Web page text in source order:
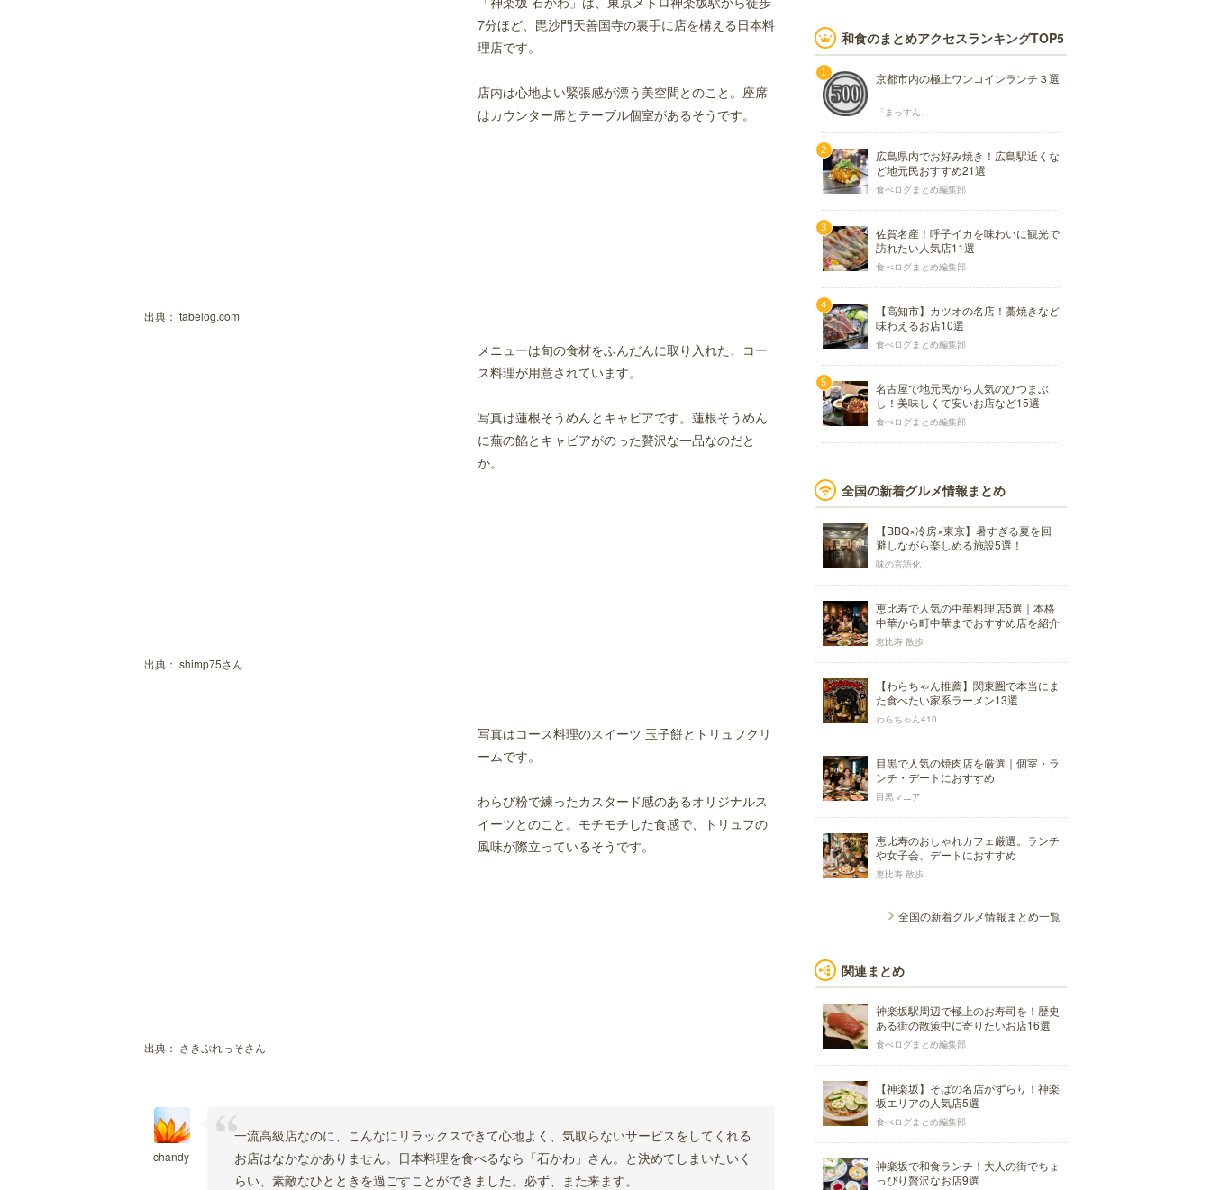
出典： tabelog.com
7分ほど、毘沙門天善国寺の裏手に店を構える日本料
理店です。
店内は心地よい緊張感が漂う美空間とのこと。座席
はカウンター席とテーブル個室があるそうです。
出典： shimp75さん
メニューは旬の食材をふんだんに取り入れた、コー
ス料理が用意されています。
写真は蓮根そうめんとキャビアです。蓮根そうめん
に蕪の餡とキャビアがのった贅沢な一品なのだと
か。
出典： さきぷれっそさん
写真はコース料理のスイーツ 玉子餅とトリュフクリ
ームです。
わらび粉で練ったカスタード感のあるオリジナルス
イーツとのこと。モチモチした食感で、トリュフの
風味が際立っているそうです。
chandy
一流高級店なのに、こんなにリラックスできて心地よく、気取らないサービスをしてくれる
お店はなかなかありません。日本料理を食べるなら「石かわ」さん。と決めてしまいたいく
らい、素敵なひとときを過ごすことができました。必ず、また来ます。
和食のまとめアクセスランキングTOP5
京都市内の極上ワンコインランチ３選
「まっすん」
広島県内でお好み焼き！広島駅近くな
ど地元民おすすめ21選
食べログまとめ編集部
佐賀名産！呼子イカを味わいに観光で
訪れたい人気店11選
食べログまとめ編集部
【高知市】カツオの名店！藁焼きなど
味わえるお店10選
食べログまとめ編集部
名古屋で地元民から人気のひつまぶ
し！美味しくて安いお店など15選
食べログまとめ編集部
全国の新着グルメ情報まとめ
【BBQ×冷房×東京】暑すぎる夏を回
避しながら楽しめる施設5選！
味の言語化
恵比寿で人気の中華料理店5選｜本格
中華から町中華までおすすめ店を紹介
恵比寿 散歩
【わらちゃん推薦】関東圏で本当にま
た食べたい家系ラーメン13選
わらちゃん410
目黒で人気の焼肉店を厳選｜個室・ラ
ンチ・デートにおすすめ
目黒マニア
恵比寿のおしゃれカフェ厳選。ランチ
や女子会、デートにおすすめ
恵比寿 散歩
全国の新着グルメ情報まとめ一覧
関連まとめ
神楽坂駅周辺で極上のお寿司を！歴史
ある街の散策中に寄りたいお店16選
食べログまとめ編集部
【神楽坂】そばの名店がずらり！神楽
坂エリアの人気店5選
食べログまとめ編集部
神楽坂で和食ランチ！大人の街でちょ
っぴり贅沢なお店9選